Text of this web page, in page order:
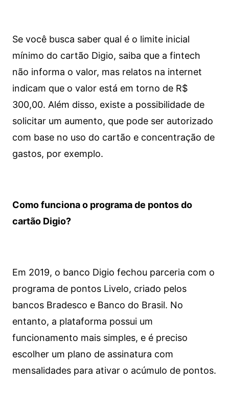
Se você busca saber qual é o limite inicial
mínimo do cartão Digio, saiba que a fintech
não informa o valor, mas relatos na internet
indicam que o valor está em torno de R$
300,00. Além disso, existe a possibilidade de
solicitar um aumento, que pode ser autorizado
com base no uso do cartão e concentração de
gastos, por exemplo.
Como funciona o programa de pontos do
cartão Digio?
Em 2019, o banco Digio fechou parceria com o
programa de pontos Livelo, criado pelos
bancos Bradesco e Banco do Brasil. No
entanto, a plataforma possui um
funcionamento mais simples, e é preciso
escolher um plano de assinatura com
mensalidades para ativar o acúmulo de pontos.